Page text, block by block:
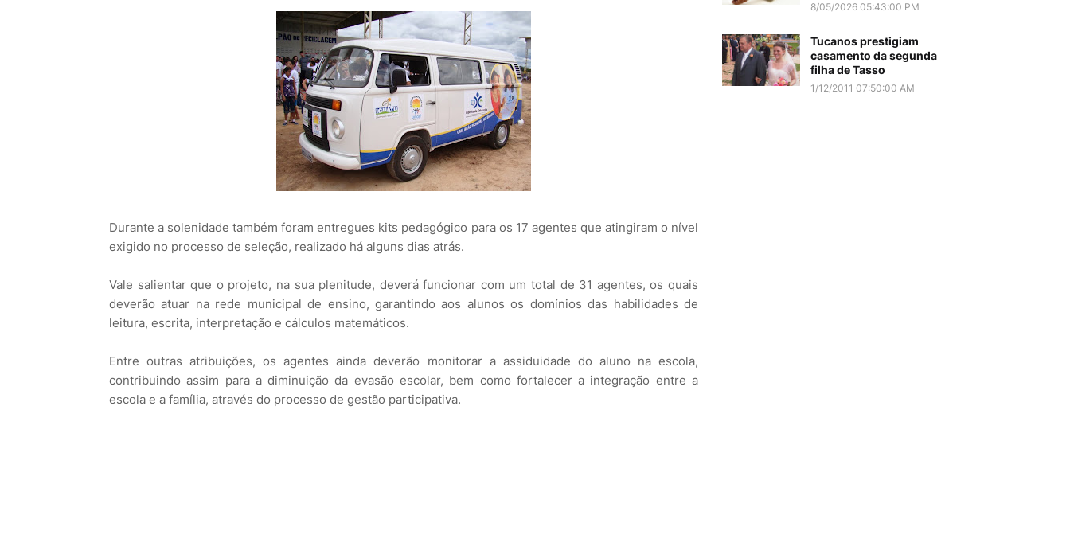
Durante a solenidade também foram entregues kits pedagógico para os 17 agentes que atingiram o nível
exigido no processo de seleção, realizado há alguns dias atrás.
Vale salientar que o projeto, na sua plenitude, deverá funcionar com um total de 31 agentes, os quais
deverão atuar na rede municipal de ensino, garantindo aos alunos os domínios das habilidades de
leitura, escrita, interpretação e cálculos matemáticos.
Entre outras atribuições, os agentes ainda deverão monitorar a assiduidade do aluno na escola,
contribuindo assim para a diminuição da evasão escolar, bem como fortalecer a integração entre a
escola e a família, através do processo de gestão participativa.
8/05/2026 05:43:00 PM
Tucanos prestigiam
casamento da segunda
filha de Tasso
1/12/2011 07:50:00 AM